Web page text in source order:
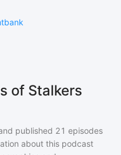
of Stalkers
published 21 episodes
about this podcast